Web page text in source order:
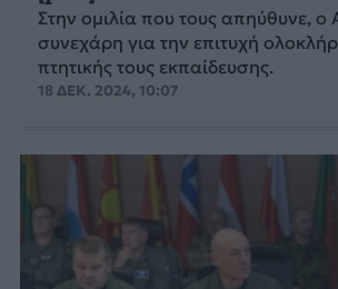
Στην ομιλία που τους απηύθυνε, ο
συνεχάρη για την επιτυχή
πτητικής τους εκπαίδευσης.
18 ΔΕΚ. 2024, 10:07